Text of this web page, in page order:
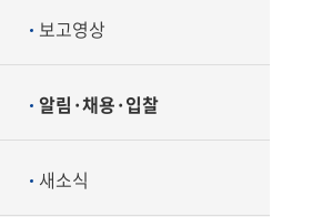
보고영상
알림·채용·입찰
새소식